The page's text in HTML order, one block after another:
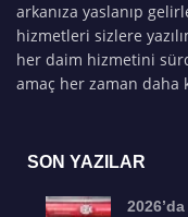
arkanıza yaslanıp
hizmetleri sizlere
her daim hizmetini
amaç her zaman daha
SON YAZILAR